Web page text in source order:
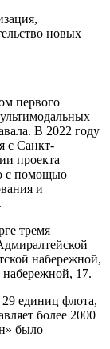
новых
первого
В 2022 году
с Санкт-
проекта
с помощью
и
тремя
набережной,
17.
единиц флота,
более 2000
было